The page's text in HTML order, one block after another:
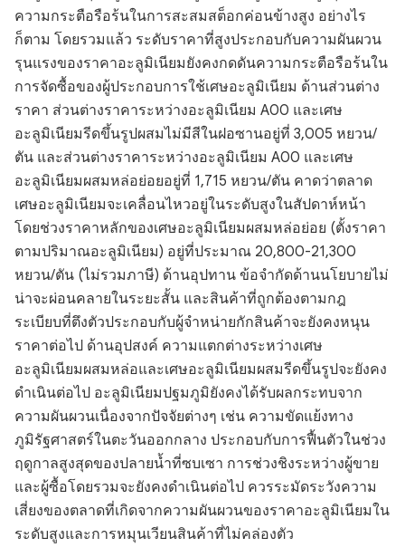
ความกระตือรือร้นในการสะสมสต็อกค่อนข้างสูง อย่างไร
ก็ตาม โดยรวมแล้ว ระดับราคาที่สูงประกอบกับความผันผวน
รุนแรงของราคาอะลูมิเนียมยังคงกดดันความกระตือรือร้นใน
การจัดซื้อของผู้ประกอบการใช้เศษอะลูมิเนียม ด้านส่วนต่าง
ราคา ส่วนต่างราคาระหว่างอะลูมิเนียม A00 และเศษ
อะลูมิเนียมรีดขึ้นรูปผสมไม่มีสีในฝอซานอยู่ที่ 3,005 หยวน/
ตัน และส่วนต่างราคาระหว่างอะลูมิเนียม A00 และเศษ
อะลูมิเนียมผสมหล่อย่อยอยู่ที่ 1,715 หยวน/ตัน คาดว่าตลาด
เศษอะลูมิเนียมจะเคลื่อนไหวอยู่ในระดับสูงในสัปดาห์หน้า
โดยช่วงราคาหลักของเศษอะลูมิเนียมผสมหล่อย่อย (ตั้งราคา
ตามปริมาณอะลูมิเนียม) อยู่ที่ประมาณ 20,800-21,300
หยวน/ตัน (ไม่รวมภาษี) ด้านอุปทาน ข้อจำกัดด้านนโยบายไม่
น่าจะผ่อนคลายในระยะสั้น และสินค้าที่ถูกต้องตามกฎ
ระเบียบที่ตึงตัวประกอบกับผู้จำหน่ายกักสินค้าจะยังคงหนุน
ราคาต่อไป ด้านอุปสงค์ ความแตกต่างระหว่างเศษ
อะลูมิเนียมผสมหล่อและเศษอะลูมิเนียมผสมรีดขึ้นรูปจะยังคง
ดำเนินต่อไป อะลูมิเนียมปฐมภูมิยังคงได้รับผลกระทบจาก
ความผันผวนเนื่องจากปัจจัยต่างๆ เช่น ความขัดแย้งทาง
ภูมิรัฐศาสตร์ในตะวันออกกลาง ประกอบกับการฟื้นตัวในช่วง
ฤดูกาลสูงสุดของปลายน้ำที่ซบเซา การช่วงชิงระหว่างผู้ขาย
และผู้ซื้อโดยรวมจะยังคงดำเนินต่อไป ควรระมัดระวังความ
เสี่ยงของตลาดที่เกิดจากความผันผวนของราคาอะลูมิเนียมใน
ระดับสูงและการหมุนเวียนสินค้าที่ไม่คล่องตัว